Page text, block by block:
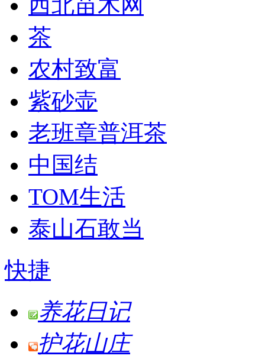
西北苗木网
茶
农村致富
紫砂壶
老班章普洱茶
中国结
TOM生活
泰山石敢当
快捷
养花日记
护花山庄